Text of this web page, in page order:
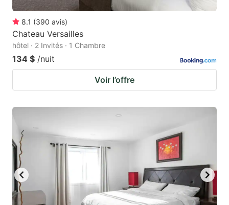
8.1 (390 avis)
Chateau Versailles
hôtel · 2 Invités · 1 Chambre
134 $ /nuit
Voir l’offre